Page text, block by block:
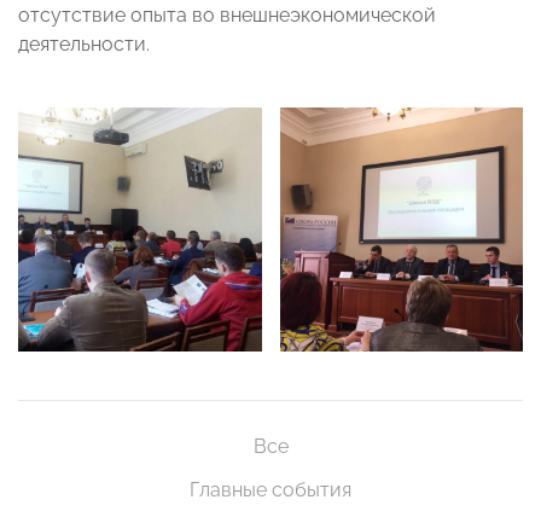
отсутствие опыта во внешнеэкономической
деятельности.
Все
Главные события